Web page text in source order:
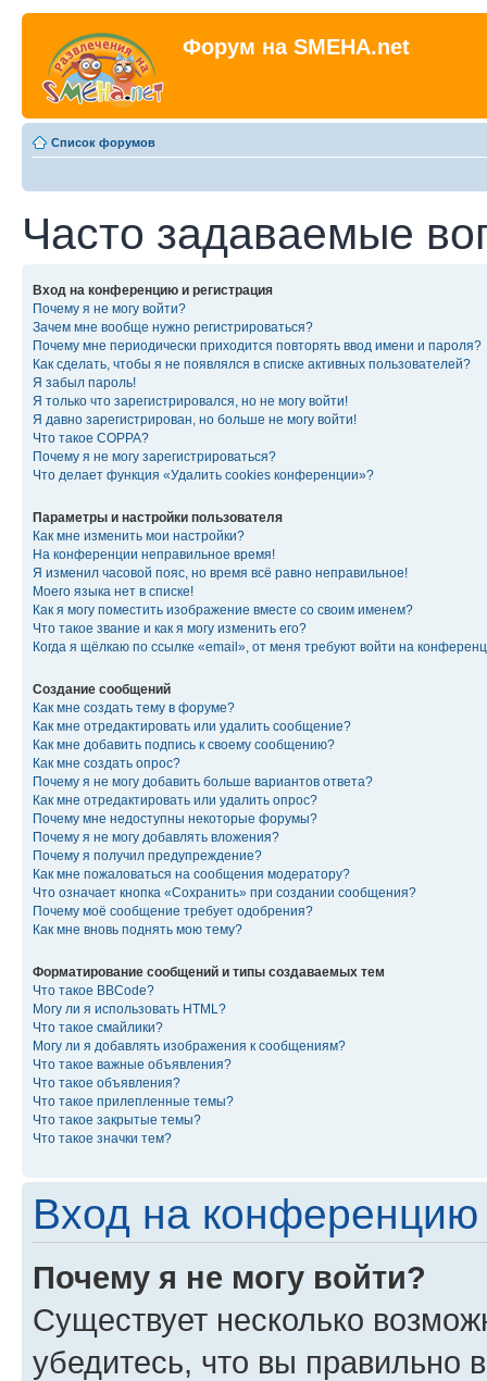
Форум на SMEHA.net
Список форумов
Часто задаваемые
Вход на конференцию и регистрация
Почему я не могу войти?
Зачем мне вообще нужно регистрироваться?
Почему мне периодически приходится повторять ввод имени и пароля?
Как сделать, чтобы я не появлялся в списке активных пользователей?
Я забыл пароль!
Я только что зарегистрировался, но не могу войти!
Я давно зарегистрирован, но больше не могу войти!
Что такое COPPA?
Почему я не могу зарегистрироваться?
Что делает функция «Удалить cookies конференции»?
Параметры и настройки пользователя
Как мне изменить мои настройки?
На конференции неправильное время!
Я изменил часовой пояс, но время всё равно неправильное!
Моего языка нет в списке!
Как я могу поместить изображение вместе со своим именем?
Что такое звание и как я могу изменить его?
Когда я щёлкаю по ссылке «email», от меня требуют войти на
Создание сообщений
Как мне создать тему в форуме?
Как мне отредактировать или удалить сообщение?
Как мне добавить подпись к своему сообщению?
Как мне создать опрос?
Почему я не могу добавить больше вариантов ответа?
Как мне отредактировать или удалить опрос?
Почему мне недоступны некоторые форумы?
Почему я не могу добавлять вложения?
Почему я получил предупреждение?
Как мне пожаловаться на сообщения модератору?
Что означает кнопка «Сохранить» при создании сообщения?
Почему моё сообщение требует одобрения?
Как мне вновь поднять мою тему?
Форматирование сообщений и типы создаваемых тем
Что такое BBCode?
Могу ли я использовать HTML?
Что такое смайлики?
Могу ли я добавлять изображения к сообщениям?
Что такое важные объявления?
Что такое объявления?
Что такое прилепленные темы?
Что такое закрытые темы?
Что такое значки тем?
Вход на конференцию
Почему я не могу войти?
Существует несколько
убедитесь, что вы правильно